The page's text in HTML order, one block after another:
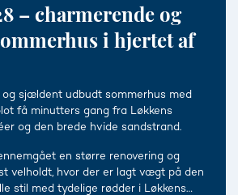
– charmerende og
i hjertet af
sjældent udbudt sommerhus med
få minutters gang fra Løkkens
og den brede hvide sandstrand.
en større renovering og
velholdt, hvor der er lagt vægt på den
stil med tydelige rødder i Løkkens